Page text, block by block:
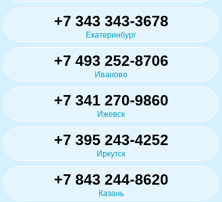
+7 343 343-3678
Екатеринбург
+7 493 252-8706
Иваново
+7 341 270-9860
Ижевск
+7 395 243-4252
Иркутск
+7 843 244-8620
Казань